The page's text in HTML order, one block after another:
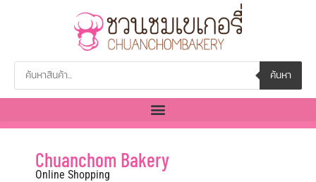
ค้นหา
Chuanchom Bakery
Online Shopping